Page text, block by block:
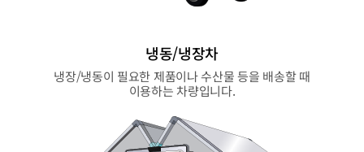
냉동/냉장차
냉장/냉동이 필요한 제품이나 수산물 등을 배송할 때
이용하는 차량입니다.